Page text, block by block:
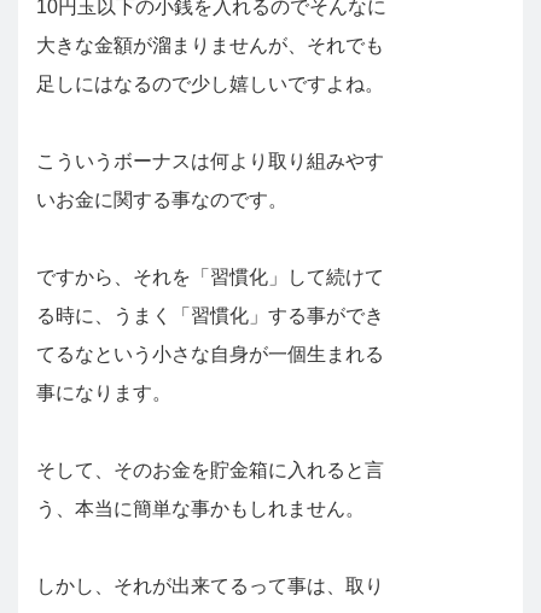
10円玉以下の小銭を入れるのでそんなに
大きな金額が溜まりませんが、それでも
足しにはなるので少し嬉しいですよね。
こういうボーナスは何より取り組みやす
いお金に関する事なのです。
ですから、それを「習慣化」して続けて
る時に、うまく「習慣化」する事ができ
てるなという小さな自身が一個生まれる
事になります。
そして、そのお金を貯金箱に入れると言
う、本当に簡単な事かもしれません。
しかし、それが出来てるって事は、取り